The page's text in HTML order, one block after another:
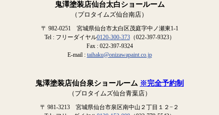
鬼澤塗装店仙台太白ショールーム
（プロタイムズ仙台南店）
〒 982-0251 宮城県仙台市太白区茂庭字中ノ瀬東1-1
Tel : フリーダイヤル0120-300-373（022-397-9323）
Fax : 022-397-9324
E-mail : taihaku@onizawapaint.co.jp
鬼澤塗装店仙台泉ショールーム ※完全予約制
（プロタイムズ仙台青葉店）
〒 981-3213 宮城県仙台市泉区南中山２丁目１２−２